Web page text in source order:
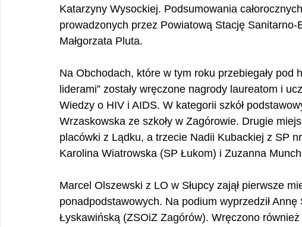
Katarzyny Wysockiej. Podsumowania
prowadzonych przez Powiatową Stację Sanitarno-
Małgorzata Pluta.
Na Obchodach, które w tym roku przebiegały pod
liderami” zostały wręczone nagrody laureatom i
Wiedzy o HIV i AIDS. W kategorii szkół
Wrzaskowska ze szkoły w Zagórowie. Drugie
placówki z Lądku, a trzecie Nadii Kubackiej z SP
Karolina Wiatrowska (SP Łukom) i Zuzanna
Marcel Olszewski z LO w Słupcy zajął pierwsze
ponadpodstawowych. Na podium wyprzedził Annę
Łyskawińską (ZSOiZ Zagórów). Wręczono